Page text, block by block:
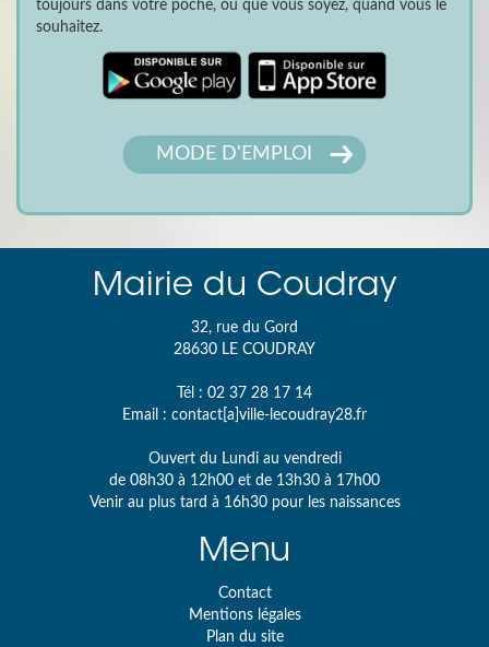
toujours dans votre poche, où que vous soyez, quand vous le
souhaitez.
MODE D'EMPLOI
Mairie du Coudray
32, rue du Gord
28630 LE COUDRAY
Tél : 02 37 28 17 14
Email : contact[a]ville-lecoudray28.fr
Ouvert du Lundi au vendredi
de 08h30 à 12h00 et de 13h30 à 17h00
Venir au plus tard à 16h30 pour les naissances
Menu
Contact
Mentions légales
Plan du site